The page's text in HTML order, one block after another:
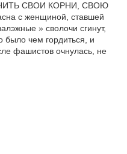
СВОИ КОРНИ, СВОЮ
с женщиной, ставшей
» сволочи сгинут,
было чем гордиться, и
фашистов очнулась, не